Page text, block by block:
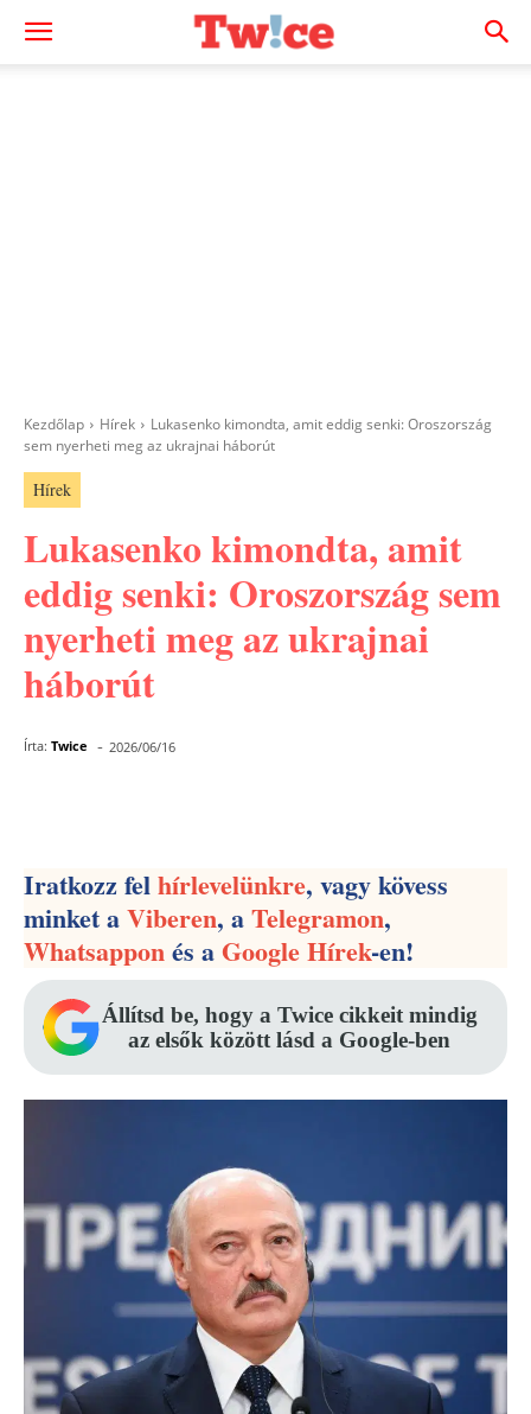
Kezdőlap Hírek
Lukasenko kimondta, amit eddig senki: Oroszország
sem nyerheti meg az ukrajnai háborút
Hírek
Lukasenko kimondta, amit
eddig senki: Oroszország sem
nyerheti meg az ukrajnai
háborút
Írta: Twice - 2026/06/16
Iratkozz felhírlevelünkre, vagy kövess
minket aViberen, aTelegramon,
Whatsapponés aGoogle Hírek-en!
Állítsd be, hogy a Twice cikkeit mindig
az elsők között lásd a Google-ben